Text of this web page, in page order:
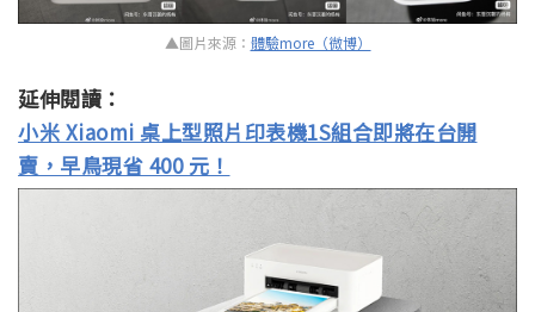
▲圖片來源： 體驗more（微博）
延伸閱讀：
小米 Xiaomi 桌上型照片印表機1S組合即將在台開
賣，早鳥現省 400 元！